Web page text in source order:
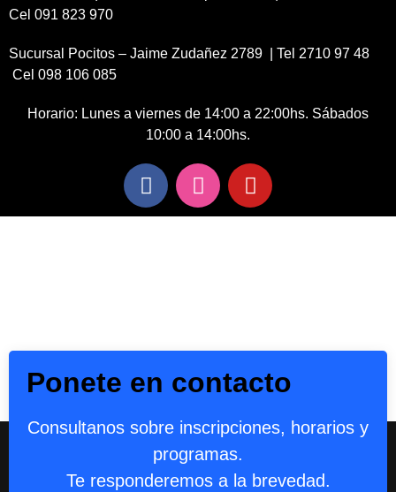
Cel 091 823 970
Sucursal Pocitos – Jaime Zudañez 2789 | Tel 2710 97 48
Cel 098 106 085
Horario: Lunes a viernes de 14:00 a 22:00hs. Sábados
10:00 a 14:00hs.
Ponete en contacto
Consultanos sobre inscripciones, horarios y
programas.
Te responderemos a la brevedad.